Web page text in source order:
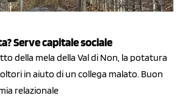
Serve capitale sociale
della mela della Val di Non, la potatura
in aiuto di un collega malato. Buon
relazionale